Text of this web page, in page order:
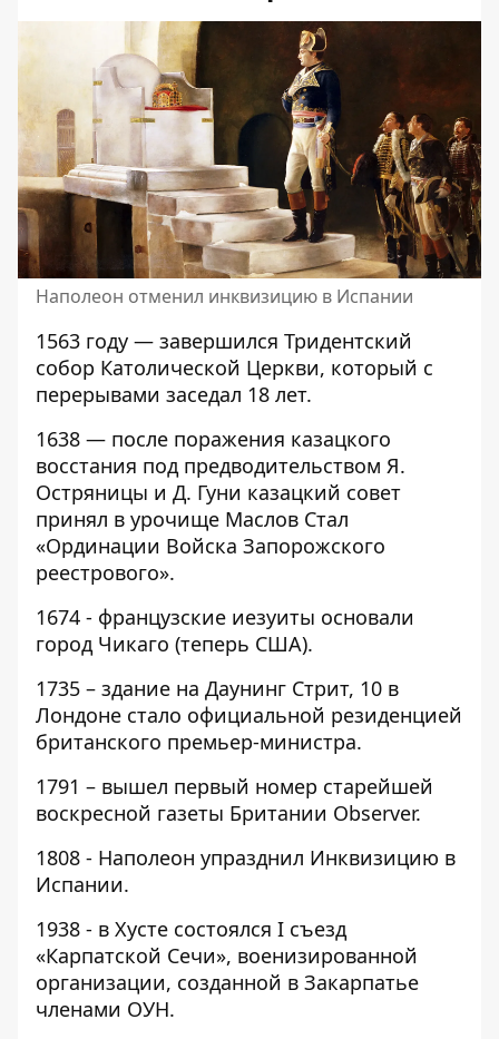
Наполеон отменил инквизицию в Испании
1563 году — завершился Тридентский
собор Католической Церкви, который с
перерывами заседал 18 лет.
1638 — после поражения казацкого
восстания под предводительством Я.
Остряницы и Д. Гуни казацкий совет
принял в урочище Маслов Стал
«Ординации Войска Запорожского
реестрового».
1674 - французские иезуиты основали
город Чикаго (теперь США).
1735 – здание на Даунинг Стрит, 10 в
Лондоне стало официальной резиденцией
британского премьер-министра.
1791 – вышел первый номер старейшей
воскресной газеты Британии Observer.
1808 - Наполеон упразднил Инквизицию в
Испании.
1938 - в Хусте состоялся I съезд
«Карпатской Сечи», военизированной
организации, созданной в Закарпатье
членами ОУН.